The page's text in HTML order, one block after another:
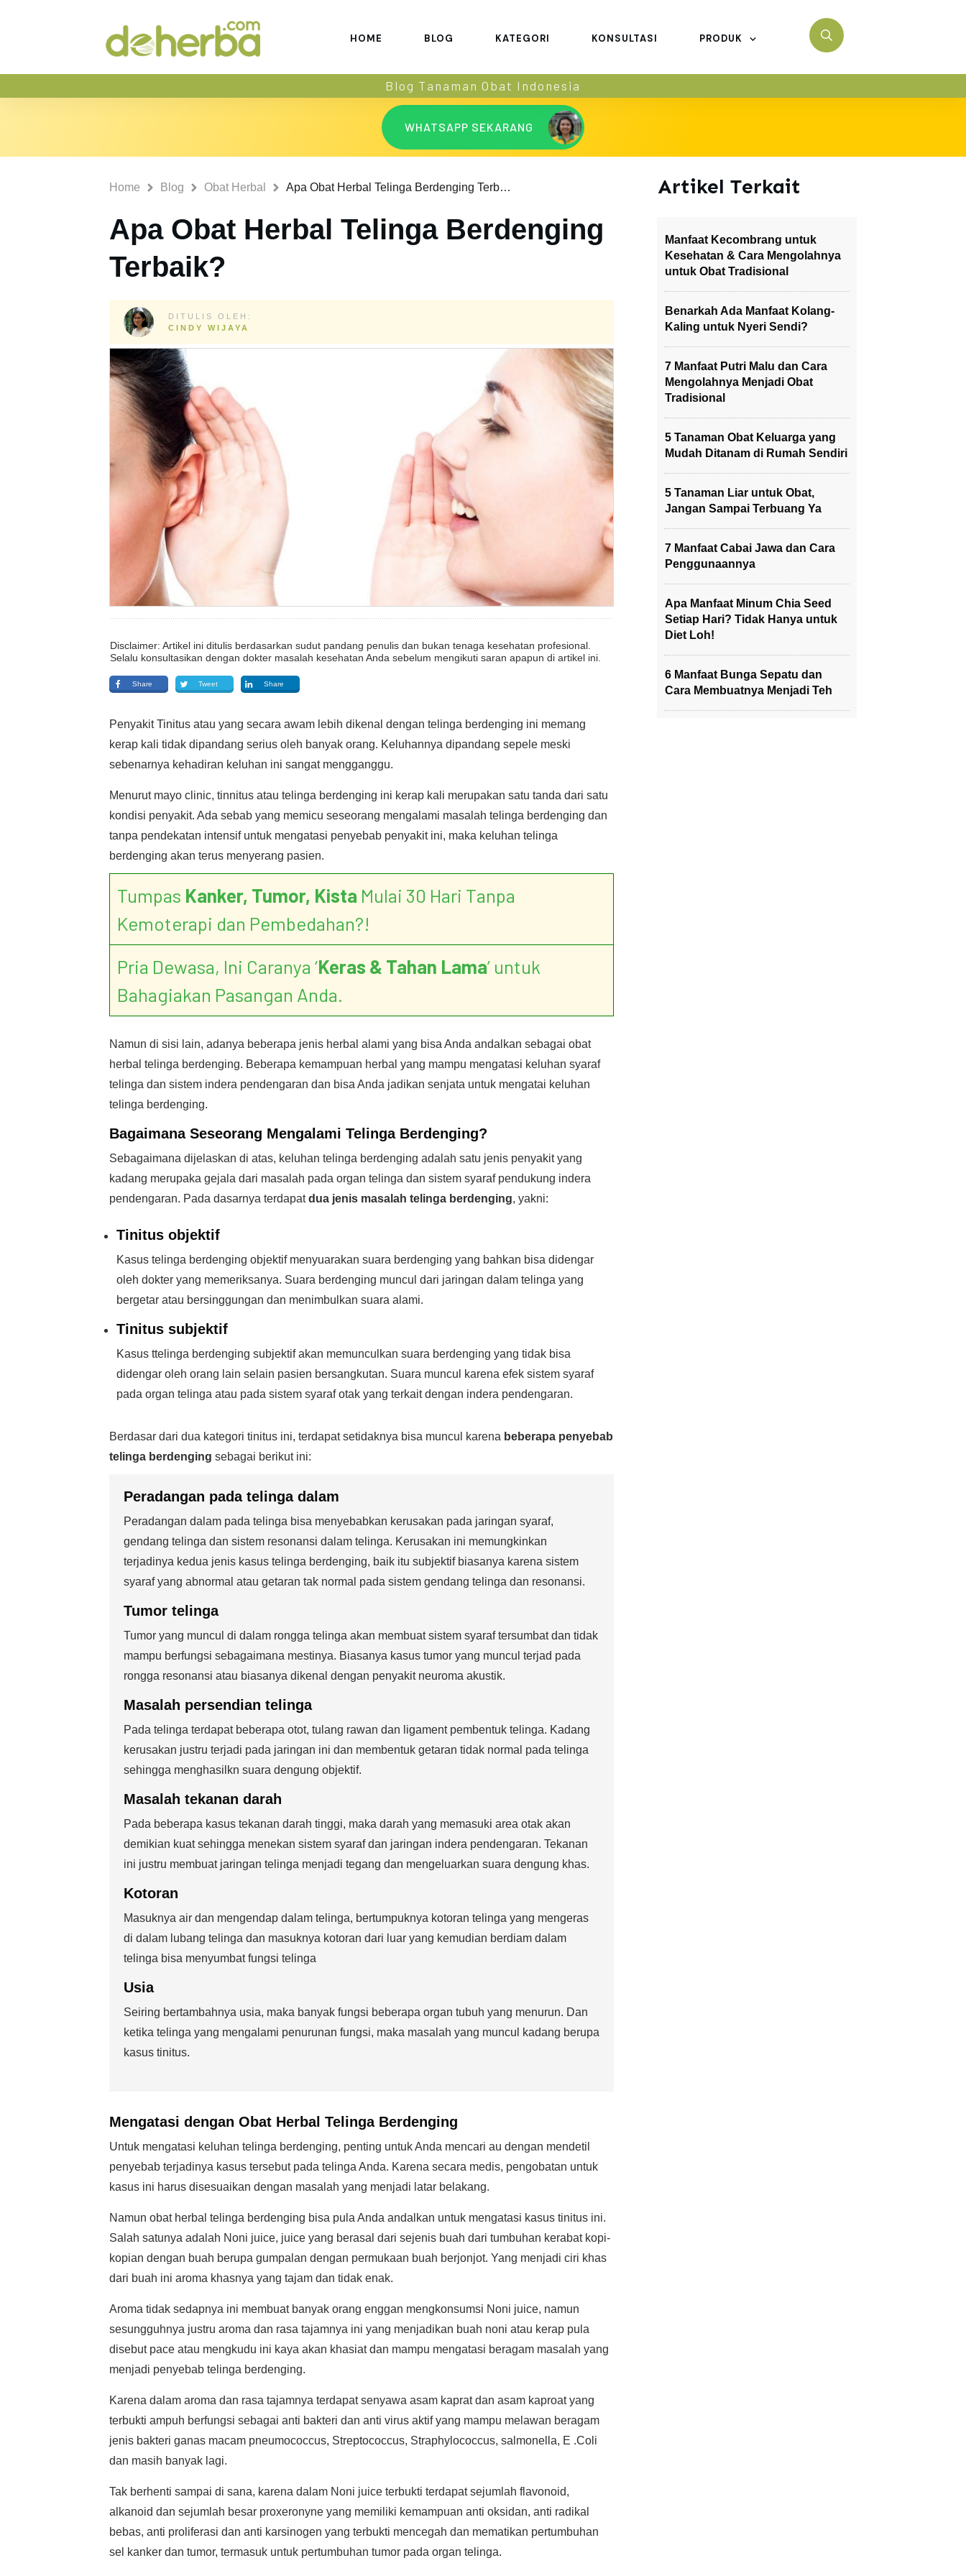
HOME BLOG KATEGORI KONSULTASI PRODUK
Blog Tanaman Obat Indonesia
WHATSAPP SEKARANG
Home Blog Obat Herbal Apa Obat Herbal Telinga Berdenging Terbaik?
Apa Obat Herbal Telinga Berdenging
Terbaik?
DITULIS OLEH:
CINDY WIJAYA
Disclaimer: Artikel ini ditulis berdasarkan sudut pandang penulis dan bukan tenaga kesehatan profesional.
Selalu konsultasikan dengan dokter masalah kesehatan Anda sebelum mengikuti saran apapun di artikel ini.
Share Tweet Share
Penyakit Tinitus atau yang secara awam lebih dikenal dengan telinga berdenging ini memang
kerap kali tidak dipandang serius oleh banyak orang. Keluhannya dipandang sepele meski
sebenarnya kehadiran keluhan ini sangat mengganggu.
Menurut mayo clinic, tinnitus atau telinga berdenging ini kerap kali merupakan satu tanda dari satu
kondisi penyakit. Ada sebab yang memicu seseorang mengalami masalah telinga berdenging dan
tanpa pendekatan intensif untuk mengatasi penyebab penyakit ini, maka keluhan telinga
berdenging akan terus menyerang pasien.
Tumpas Kanker, Tumor, Kista Mulai 30 Hari Tanpa
Kemoterapi dan Pembedahan?!
Pria Dewasa, Ini Caranya ‘Keras & Tahan Lama’ untuk
Bahagiakan Pasangan Anda.
Namun di sisi lain, adanya beberapa jenis herbal alami yang bisa Anda andalkan sebagai obat
herbal telinga berdenging. Beberapa kemampuan herbal yang mampu mengatasi keluhan syaraf
telinga dan sistem indera pendengaran dan bisa Anda jadikan senjata untuk mengatai keluhan
telinga berdenging.
Bagaimana Seseorang Mengalami Telinga Berdenging?
Sebagaimana dijelaskan di atas, keluhan telinga berdenging adalah satu jenis penyakit yang
kadang merupaka gejala dari masalah pada organ telinga dan sistem syaraf pendukung indera
pendengaran. Pada dasarnya terdapatdua jenis masalah telinga berdenging, yakni:
Tinitus objektif
Kasus telinga berdenging objektif menyuarakan suara berdenging yang bahkan bisa didengar
oleh dokter yang memeriksanya. Suara berdenging muncul dari jaringan dalam telinga yang
bergetar atau bersinggungan dan menimbulkan suara alami.
Tinitus subjektif
Kasus ttelinga berdenging subjektif akan memunculkan suara berdenging yang tidak bisa
didengar oleh orang lain selain pasien bersangkutan. Suara muncul karena efek sistem syaraf
pada organ telinga atau pada sistem syaraf otak yang terkait dengan indera pendengaran.
Berdasar dari dua kategori tinitus ini, terdapat setidaknya bisa muncul karena beberapa penyebab
telinga berdenging sebagai berikut ini:
Peradangan pada telinga dalam
Peradangan dalam pada telinga bisa menyebabkan kerusakan pada jaringan syaraf,
gendang telinga dan sistem resonansi dalam telinga. Kerusakan ini memungkinkan
terjadinya kedua jenis kasus telinga berdenging, baik itu subjektif biasanya karena sistem
syaraf yang abnormal atau getaran tak normal pada sistem gendang telinga dan resonansi.
Tumor telinga
Tumor yang muncul di dalam rongga telinga akan membuat sistem syaraf tersumbat dan tidak
mampu berfungsi sebagaimana mestinya. Biasanya kasus tumor yang muncul terjad pada
rongga resonansi atau biasanya dikenal dengan penyakit neuroma akustik.
Masalah persendian telinga
Pada telinga terdapat beberapa otot, tulang rawan dan ligament pembentuk telinga. Kadang
kerusakan justru terjadi pada jaringan ini dan membentuk getaran tidak normal pada telinga
sehingga menghasilkn suara dengung objektif.
Masalah tekanan darah
Pada beberapa kasus tekanan darah tinggi, maka darah yang memasuki area otak akan
demikian kuat sehingga menekan sistem syaraf dan jaringan indera pendengaran. Tekanan
ini justru membuat jaringan telinga menjadi tegang dan mengeluarkan suara dengung khas.
Kotoran
Masuknya air dan mengendap dalam telinga, bertumpuknya kotoran telinga yang mengeras
di dalam lubang telinga dan masuknya kotoran dari luar yang kemudian berdiam dalam
telinga bisa menyumbat fungsi telinga
Usia
Seiring bertambahnya usia, maka banyak fungsi beberapa organ tubuh yang menurun. Dan
ketika telinga yang mengalami penurunan fungsi, maka masalah yang muncul kadang berupa
kasus tinitus.
Mengatasi dengan Obat Herbal Telinga Berdenging
Untuk mengatasi keluhan telinga berdenging, penting untuk Anda mencari au dengan mendetil
penyebab terjadinya kasus tersebut pada telinga Anda. Karena secara medis, pengobatan untuk
kasus ini harus disesuaikan dengan masalah yang menjadi latar belakang.
Namun obat herbal telinga berdenging bisa pula Anda andalkan untuk mengatasi kasus tinitus ini.
Salah satunya adalah Noni juice, juice yang berasal dari sejenis buah dari tumbuhan kerabat kopi-
kopian dengan buah berupa gumpalan dengan permukaan buah berjonjot. Yang menjadi ciri khas
dari buah ini aroma khasnya yang tajam dan tidak enak.
Aroma tidak sedapnya ini membuat banyak orang enggan mengkonsumsi Noni juice, namun
sesungguhnya justru aroma dan rasa tajamnya ini yang menjadikan buah noni atau kerap pula
disebut pace atau mengkudu ini kaya akan khasiat dan mampu mengatasi beragam masalah yang
menjadi penyebab telinga berdenging.
Karena dalam aroma dan rasa tajamnya terdapat senyawa asam kaprat dan asam kaproat yang
terbukti ampuh berfungsi sebagai anti bakteri dan anti virus aktif yang mampu melawan beragam
jenis bakteri ganas macam pneumococcus, Streptococcus, Straphylococcus, salmonella, E .Coli
dan masih banyak lagi.
Tak berhenti sampai di sana, karena dalam Noni juice terbukti terdapat sejumlah flavonoid,
alkanoid dan sejumlah besar proxeronyne yang memiliki kemampuan anti oksidan, anti radikal
bebas, anti proliferasi dan anti karsinogen yang terbukti mencegah dan mematikan pertumbuhan
sel kanker dan tumor, termasuk untuk pertumbuhan tumor pada organ telinga.
Artikel Terkait
Manfaat Kecombrang untuk
Kesehatan & Cara Mengolahnya
untuk Obat Tradisional
Benarkah Ada Manfaat Kolang-
Kaling untuk Nyeri Sendi?
7 Manfaat Putri Malu dan Cara
Mengolahnya Menjadi Obat
Tradisional
5 Tanaman Obat Keluarga yang
Mudah Ditanam di Rumah Sendiri
5 Tanaman Liar untuk Obat,
Jangan Sampai Terbuang Ya
7 Manfaat Cabai Jawa dan Cara
Penggunaannya
Apa Manfaat Minum Chia Seed
Setiap Hari? Tidak Hanya untuk
Diet Loh!
6 Manfaat Bunga Sepatu dan
Cara Membuatnya Menjadi Teh